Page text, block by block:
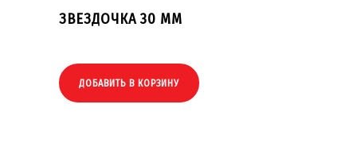
ЗВЕЗДОЧКА 30 ММ
ДОБАВИТЬ В КОРЗИНУ